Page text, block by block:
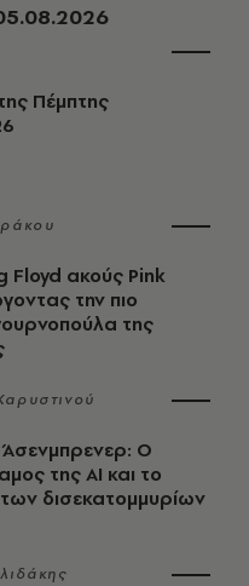
Πέμπτης
Floyd ακούς Pink
την πιο
της
Ο
της AI και το
δισεκατομμυρίων